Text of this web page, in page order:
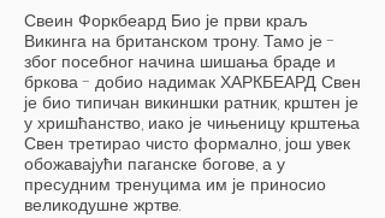
Свеин Форкбеард Био је први краљ
Викинга на британском трону. Тамо је -
због посебног начина шишања браде и
бркова - добио надимак ХАРКБЕАРД. Свен
је био типичан викиншки ратник, крштен је
у хришћанство, иако је чињеницу крштења
Свен третирао чисто формално, још увек
обожавајући паганске богове, а у
пресудним тренуцима им је приносио
великодушне жртве.